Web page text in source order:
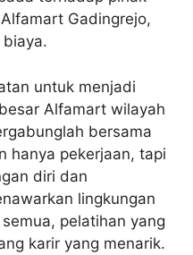
Gadingrejo,
untuk menjadi
Alfamart wilayah
bersama
hanya pekerjaan, tapi
diri dan
lingkungan
pelatihan yang
karir yang menarik.